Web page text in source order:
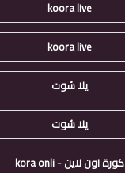
koora live
koora live
يلا شوت
يلا شوت
كورة اون لاين - kora onli